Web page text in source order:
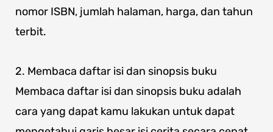
nomor ISBN, jumlah halaman, harga, dan tahun
terbit.
2. Membaca daftar isi dan sinopsis buku
Membaca daftar isi dan sinopsis buku adalah
cara yang dapat kamu lakukan untuk dapat